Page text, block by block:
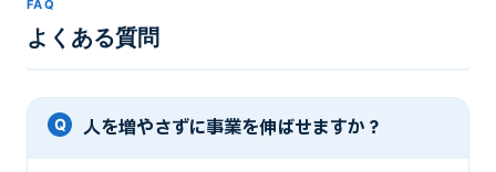
FAQ
よくある質問
人を増やさずに事業を伸ばせますか？